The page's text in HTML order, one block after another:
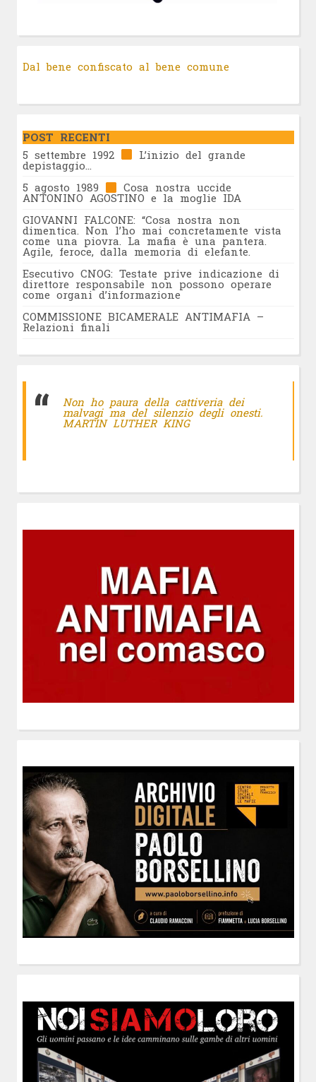
Dal bene confiscato al bene comune
POST RECENTI
5 settembre 1992
L’inizio del grande
depistaggio…
5 agosto 1989
Cosa nostra uccide
ANTONINO AGOSTINO e la moglie IDA
GIOVANNI FALCONE: “Cosa nostra non
dimentica. Non l’ho mai concretamente vista
come una piovra. La mafia è una pantera.
Agile, feroce, dalla memoria di elefante.
Esecutivo CNOG: Testate prive indicazione di
direttore responsabile non possono operare
come organi d’informazione
COMMISSIONE BICAMERALE ANTIMAFIA –
Relazioni finali
Non ho paura della cattiveria dei
malvagi ma del silenzio degli onesti.
MARTIN LUTHER KING